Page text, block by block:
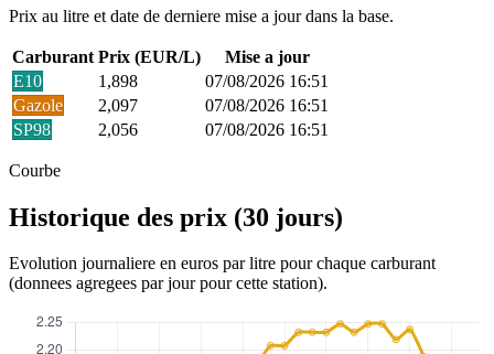
Prix au litre et date de derniere mise a jour dans la base.
Carburant Prix (EUR/L)
Mise a jour
E10
1,898
07/08/2026 16:51
Gazole
2,097
07/08/2026 16:51
SP98
2,056 07/08/2026 16:51
Courbe
Historique des prix (30 jours)
Evolution journaliere en euros par litre pour chaque carburant
(donnees agregees par jour pour cette station).